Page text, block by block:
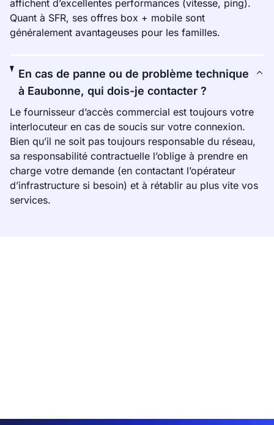
affichent d’excellentes performances (vitesse, ping).
Quant à SFR, ses offres box + mobile sont
généralement avantageuses pour les familles.
En cas de panne ou de problème technique
à Eaubonne, qui dois-je contacter ?
Le fournisseur d’accès commercial est toujours votre
interlocuteur en cas de soucis sur votre connexion.
Bien qu’il ne soit pas toujours responsable du réseau,
sa responsabilité contractuelle l’oblige à prendre en
charge votre demande (en contactant l’opérateur
d’infrastructure si besoin) et à rétablir au plus vite vos
services.